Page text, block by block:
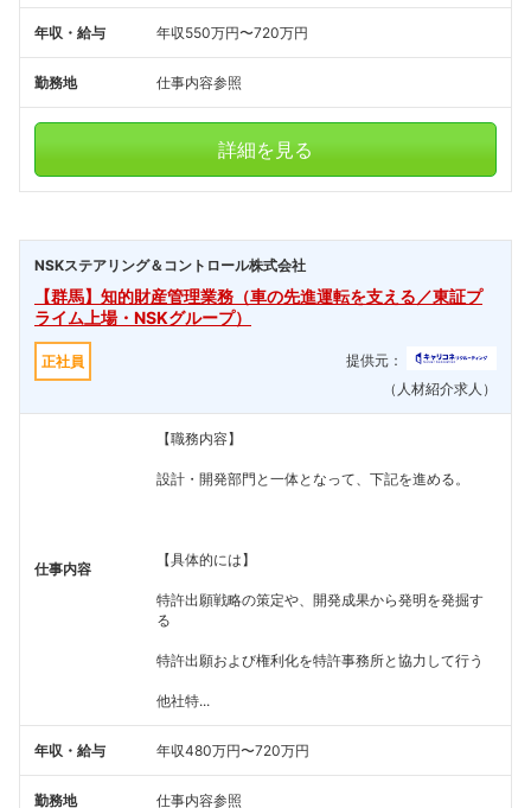
年収・給与 年収550万円〜720万円
勤務地 仕事内容参照
詳細を見る
NSKステアリング＆コントロール株式会社
【群馬】知的財産管理業務（車の先進運転を支える／東証プ
ライム上場・NSKグループ）
正社員
提供元：
（人材紹介求人）
仕事内容
【職務内容】
設計・開発部門と一体となって、下記を進める。
【具体的には】
特許出願戦略の策定や、開発成果から発明を発掘す
る
特許出願および権利化を特許事務所と協力して行う
他社特...
年収・給与 年収480万円〜720万円
勤務地 仕事内容参照